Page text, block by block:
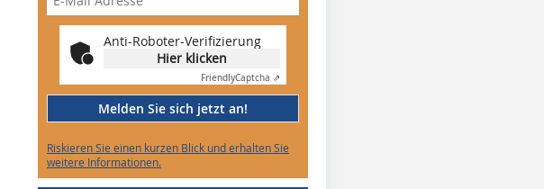
Anti-Roboter-Verifizierung
Hier klicken
FriendlyCaptcha ⇗
Melden Sie sich jetzt an!
Riskieren Sie einen kurzen Blick und erhalten Sie
weitere Informationen.